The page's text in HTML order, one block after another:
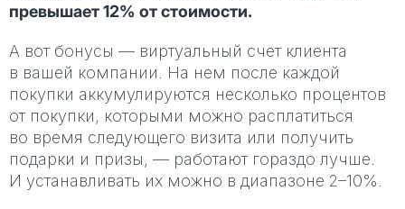
превышает 12% от стоимости.
А вот бонусы — виртуальный счет клиента
в вашей компании. На нем после каждой
покупки аккумулируются несколько процентов
от покупки, которыми можно расплатиться
во время следующего визита или получить
подарки и призы, — работают гораздо лучше.
И устанавливать их можно в диапазоне 2–10%.